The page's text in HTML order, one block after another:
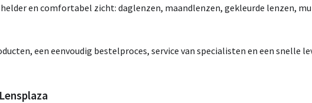
helder en comfortabel zicht: daglenzen, maandlenzen, gekleurde lenzen,
een eenvoudig bestelproces, service van specialisten en een snelle